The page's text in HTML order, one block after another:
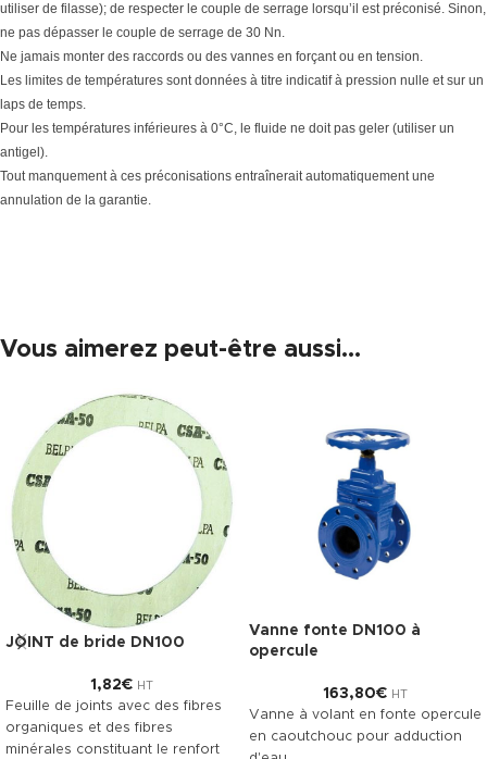
utiliser de filasse); de respecter le couple de serrage lorsqu’il est préconisé. Sinon,
ne pas dépasser le couple de serrage de 30 Nn.
Ne jamais monter des raccords ou des vannes en forçant ou en tension.
Les limites de températures sont données à titre indicatif à pression nulle et sur un
laps de temps.
Pour les températures inférieures à 0°C, le fluide ne doit pas geler (utiliser un
antigel).
Tout manquement à ces préconisations entraînerait automatiquement une
annulation de la garantie.
Vous aimerez peut-être aussi…
JOINT de bride DN100
1,82€ HT
Feuille de joints avec des fibres
organiques et des fibres
minérales constituant le renfort
Vanne fonte DN100 à
opercule
163,80€ HT
Vanne à volant en fonte opercule
en caoutchouc pour adduction